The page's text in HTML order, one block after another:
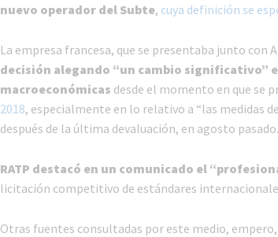
nuevo operador del Subte, cuya definición se
La empresa francesa, que se presentaba junto con
decisión alegando “un cambio significativo”
macroeconómicas desde el momento en que se
2018, especialmente en lo relativo a “las medidas
después de la última devaluación, en agosto pasado.
RATP destacó en un comunicado el
licitación competitivo de estándares
Otras fuentes consultadas por este medio,